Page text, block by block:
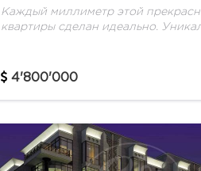
Каждый миллиметр этой
квартиры сделан идеально.
только окунутся в атмосферу
4'800'000